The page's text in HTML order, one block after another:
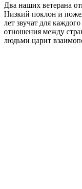
Два наших ветерана
Низкий поклон и
лет звучат для
отношения между
людьми царит